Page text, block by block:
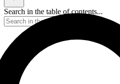
Search in the table of contents...